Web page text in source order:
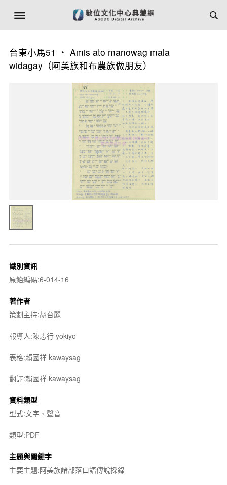
台東小馬51 ‧ Amis ato manowag mala
widagay（阿美族和布農族做朋友）
識別資訊
原始編碼:6-014-16
著作者
策劃主持:胡台麗
報導人:陳志行 yokiyo
表格:賴國祥 kawaysag
翻譯:賴國祥 kawaysag
資料類型
型式:文字、聲音
類型:PDF
主題與關鍵字
主要主題:阿美族諸部落口語傳說採錄